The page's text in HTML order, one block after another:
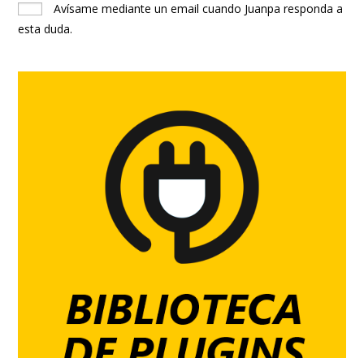
Avísame mediante un email cuando Juanpa responda a
esta duda.